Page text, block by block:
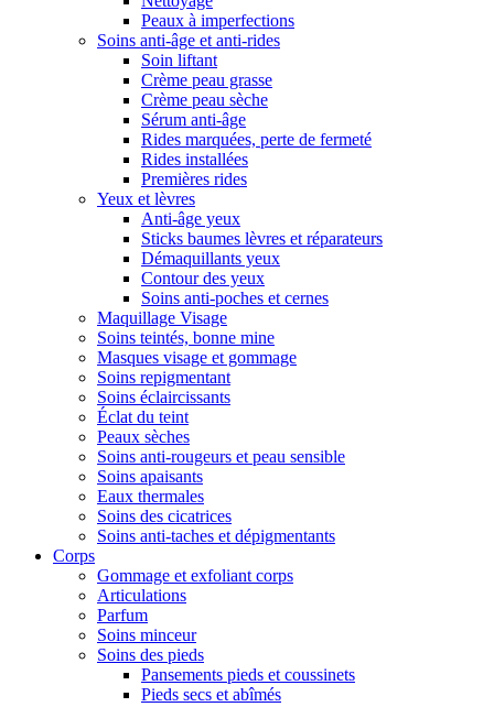
Peaux à imperfections
Soins anti-âge et anti-rides
Soin liftant
Crème peau grasse
Crème peau sèche
Sérum anti-âge
Rides marquées, perte de fermeté
Rides installées
Premières rides
Yeux et lèvres
Anti-âge yeux
Sticks baumes lèvres et réparateurs
Démaquillants yeux
Contour des yeux
Soins anti-poches et cernes
Maquillage Visage
Soins teintés, bonne mine
Masques visage et gommage
Soins repigmentant
Soins éclaircissants
Éclat du teint
Peaux sèches
Soins anti-rougeurs et peau sensible
Soins apaisants
Eaux thermales
Soins des cicatrices
Soins anti-taches et dépigmentants
Corps
Gommage et exfoliant corps
Articulations
Parfum
Soins minceur
Soins des pieds
Pansements pieds et coussinets
Pieds secs et abîmés